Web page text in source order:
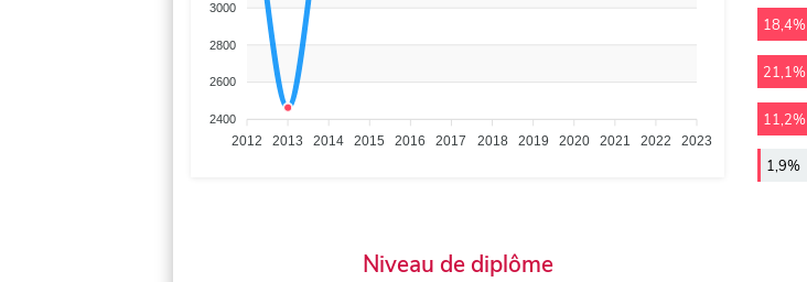
3000
2800
2600
2400
2012 2013 2014 2015 2016 2017 2018 2019 2020 2021 2022 2023
18,4%
21,1%
11,2%
1,9%
Niveau de diplôme